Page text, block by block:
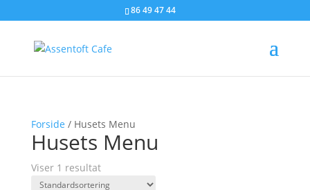
86 49 47 44
Forside / Husets Menu
Husets Menu
Viser 1 resultat